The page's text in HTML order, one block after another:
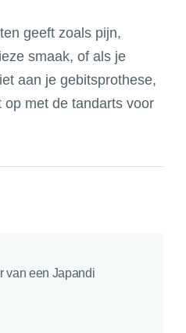
geeft zoals pijn,
smaak, of als je
aan je gebitsprothese,
op met de tandarts voor
van een Japandi